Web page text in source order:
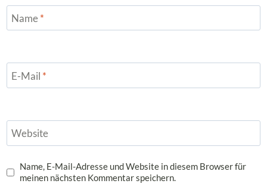
Name*
E-Mail *
Website
Name, E-Mail-Adresse und Website in diesem Browser für
meinen nächsten Kommentar speichern.